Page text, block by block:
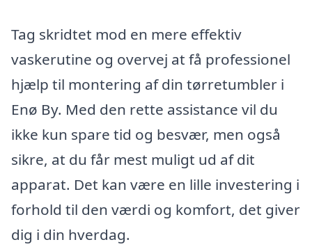
Tag skridtet mod en mere effektiv
vaskerutine og overvej at få professionel
hjælp til montering af din tørretumbler i
Enø By. Med den rette assistance vil du
ikke kun spare tid og besvær, men også
sikre, at du får mest muligt ud af dit
apparat. Det kan være en lille investering i
forhold til den værdi og komfort, det giver
dig i din hverdag.